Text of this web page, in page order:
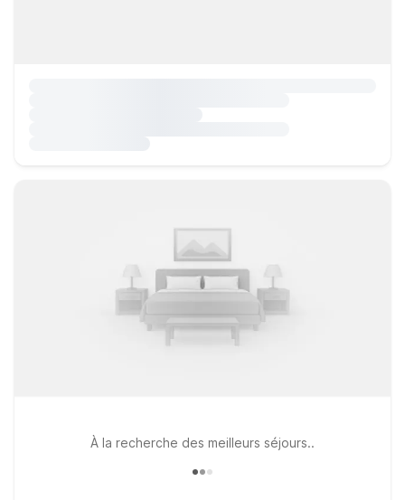
À la recherche des meilleurs séjours..